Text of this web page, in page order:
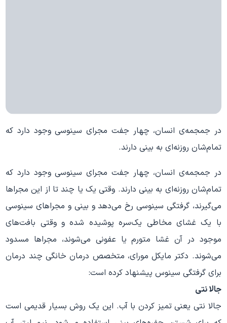
در جمجمه‌ی انسان، چهار جفت مجرای سینوسی وجود دارد که
تمام‌شان روزنه‌ای به بینی دارند.
در جمجمه‌ی انسان، چهار جفت مجرای سینوسی وجود دارد که
تمام‌شان روزنه‌ای به بینی دارند. وقتی یک یا چند تا از این مجراها
می‌گیرند، گرفتگی سینوسی رخ می‌دهد و بینی و مجراهای سینوسی
با یک غشای مخاطی یک‌سره پوشیده شده و وقتی بافت‌های
موجود در آن غشا متورم یا عفونی می‌شوند، مجراها مسدود
می‌شوند. دکتر مایکل مورای، متخصص درمان خانگی چند درمان
برای گرفتگی سینوس پیشنهاد کرده است:
جالا نتی
جالا نتی یعنی تمیز کردن با آب. این یک روش بسیار قدیمی است